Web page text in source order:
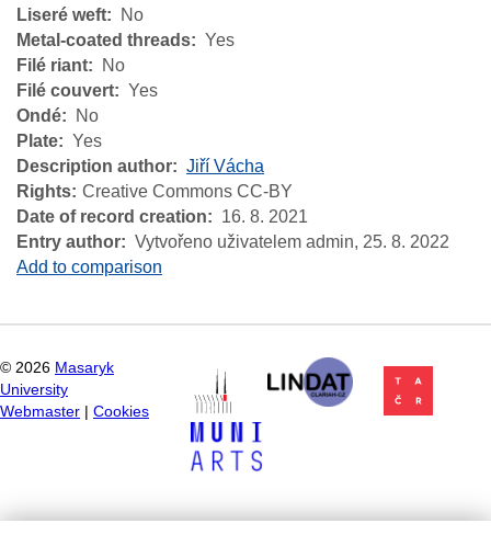
Liseré weft
No
Metal-coated threads
Yes
Filé riant
No
Filé couvert
Yes
Ondé
No
Plate
Yes
Description author
Jiří Vácha
Rights Creative Commons CC-BY
Date of record creation
16. 8. 2021
Entry author
Vytvořeno uživatelem admin, 25. 8. 2022
Add to comparison
© 2026 Masaryk
University
Webmaster
Cookies